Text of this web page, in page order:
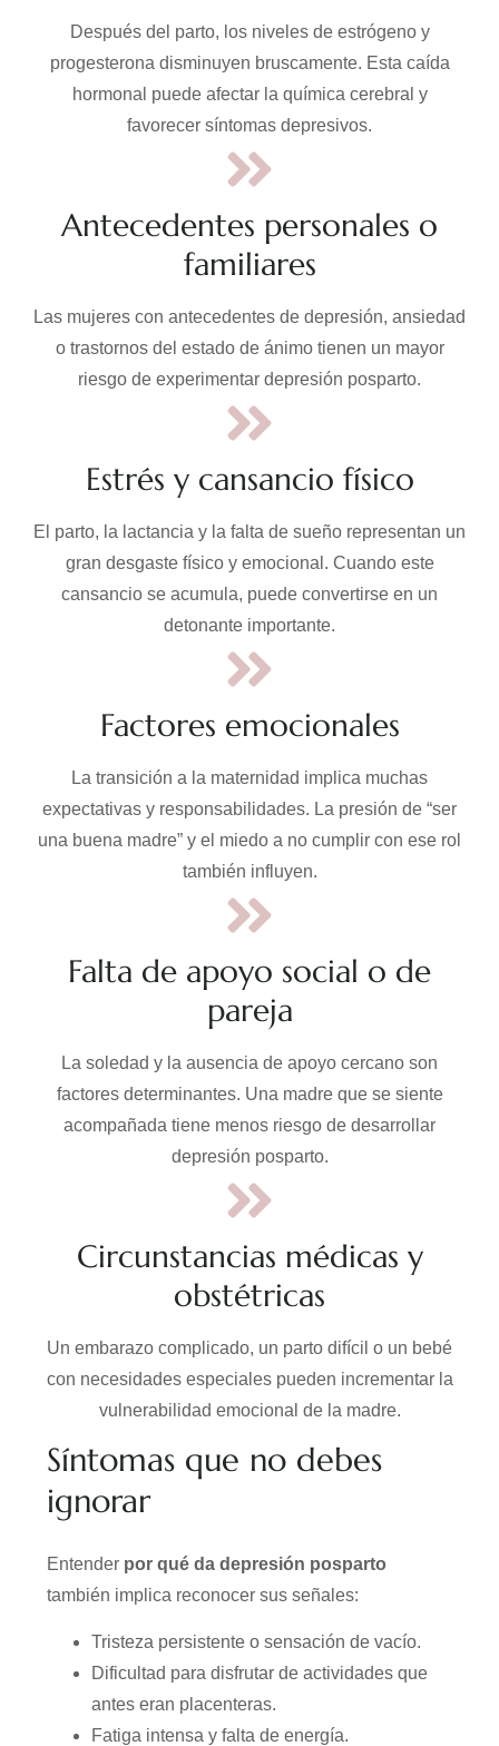
Después del parto, los niveles de estrógeno y
progesterona disminuyen bruscamente. Esta caída
hormonal puede afectar la química cerebral y
favorecer síntomas depresivos.
Antecedentes personales o
familiares
Las mujeres con antecedentes de depresión, ansiedad
o trastornos del estado de ánimo tienen un mayor
riesgo de experimentar depresión posparto.
Estrés y cansancio físico
El parto, la lactancia y la falta de sueño representan un
gran desgaste físico y emocional. Cuando este
cansancio se acumula, puede convertirse en un
detonante importante.
Factores emocionales
La transición a la maternidad implica muchas
expectativas y responsabilidades. La presión de “ser
una buena madre” y el miedo a no cumplir con ese rol
también influyen.
Falta de apoyo social o de
pareja
La soledad y la ausencia de apoyo cercano son
factores determinantes. Una madre que se siente
acompañada tiene menos riesgo de desarrollar
depresión posparto.
Circunstancias médicas y
obstétricas
Un embarazo complicado, un parto difícil o un bebé
con necesidades especiales pueden incrementar la
vulnerabilidad emocional de la madre.
Síntomas que no debes
ignorar
Entender por qué da depresión posparto
también implica reconocer sus señales:
Tristeza persistente o sensación de vacío.
Dificultad para disfrutar de actividades que
antes eran placenteras.
Fatiga intensa y falta de energía.